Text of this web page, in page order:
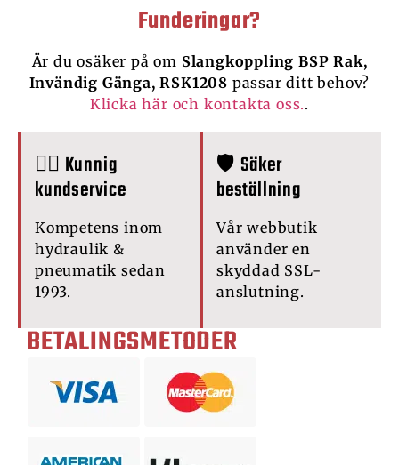
Funderingar?
Är du osäker på om Slangkoppling BSP Rak,
Invändig Gänga, RSK1208 passar ditt behov?
Klicka här och kontakta oss..
🙋‍♂️ Kunnig
kundservice
Kompetens inom
hydraulik &
pneumatik sedan
1993.
🛡️ Säker
beställning
Vår webbutik
använder en
skyddad SSL-
anslutning.
BETALINGSMETODER